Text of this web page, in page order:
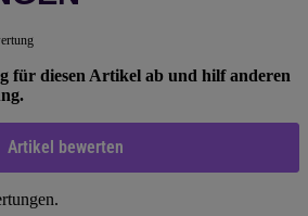
für diesen Artikel ab und hilf anderen
Artikel bewerten